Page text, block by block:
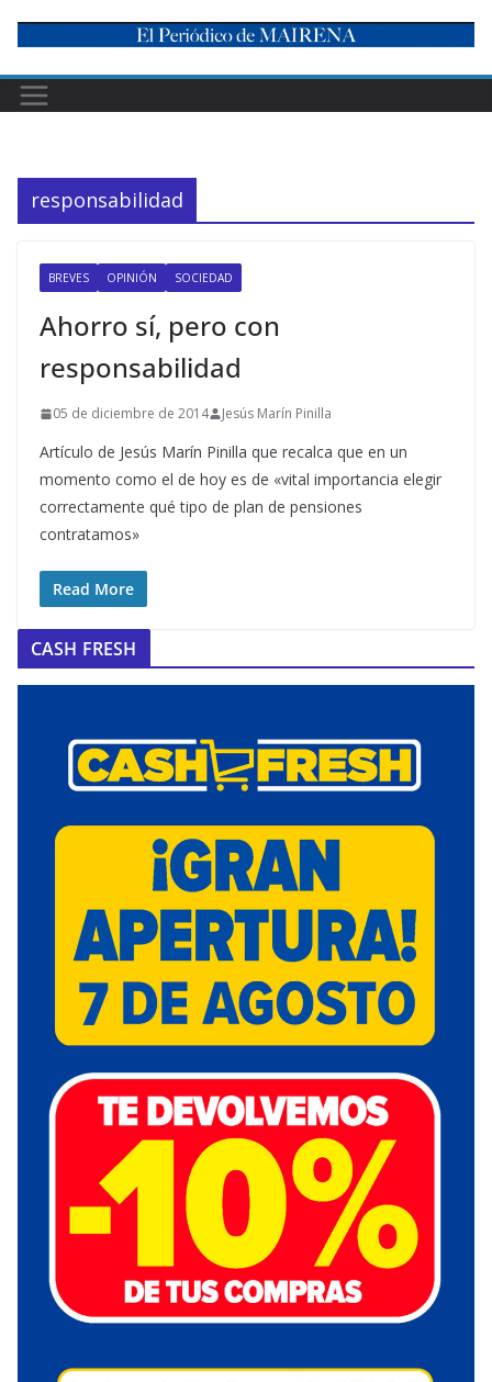
content
responsabilidad
BREVES OPINIÓN SOCIEDAD
Ahorro sí, pero con
responsabilidad
05 de diciembre de 2014 Jesús Marín Pinilla
Artículo de Jesús Marín Pinilla que recalca que en un
momento como el de hoy es de «vital importancia elegir
correctamente qué tipo de plan de pensiones
contratamos»
Read More
CASH FRESH